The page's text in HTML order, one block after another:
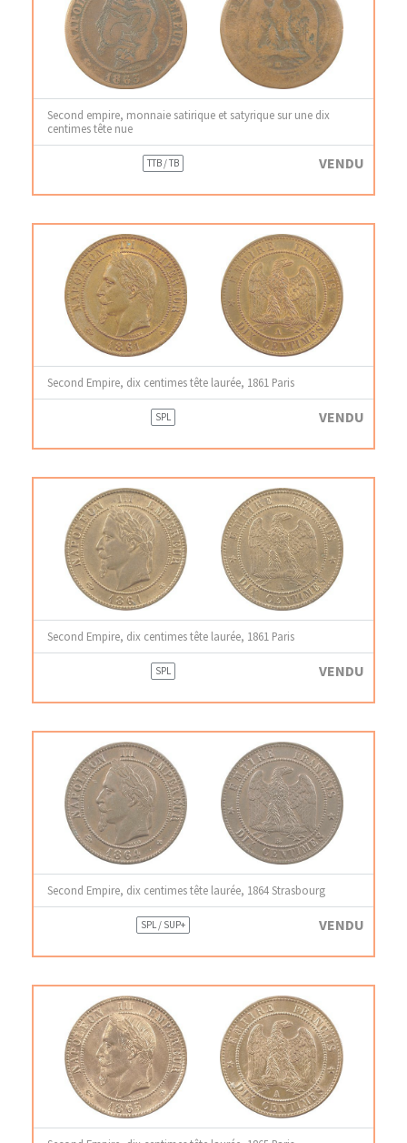
Second empire, monnaie satirique et satyrique sur une dix
centimes tête nue
TTB / TB VENDU
Second Empire, dix centimes tête laurée, 1861 Paris
SPL VENDU
Second Empire, dix centimes tête laurée, 1861 Paris
SPL VENDU
Second Empire, dix centimes tête laurée, 1864 Strasbourg
SPL / SUP+ VENDU